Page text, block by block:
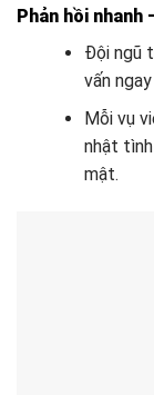
Phản hồi nhanh
Đội ngũ
vấn
Mỗi vụ
nhật
mật.